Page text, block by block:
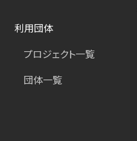
利用団体
プロジェクト一覧
団体一覧